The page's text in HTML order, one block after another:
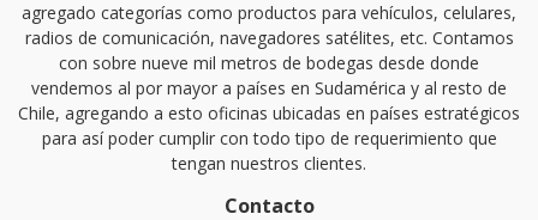
agregado categorías como productos para vehículos, celulares,
radios de comunicación, navegadores satélites, etc. Contamos
con sobre nueve mil metros de bodegas desde donde
vendemos al por mayor a países en Sudamérica y al resto de
Chile, agregando a esto oficinas ubicadas en países estratégicos
para así poder cumplir con todo tipo de requerimiento que
tengan nuestros clientes.
Contacto